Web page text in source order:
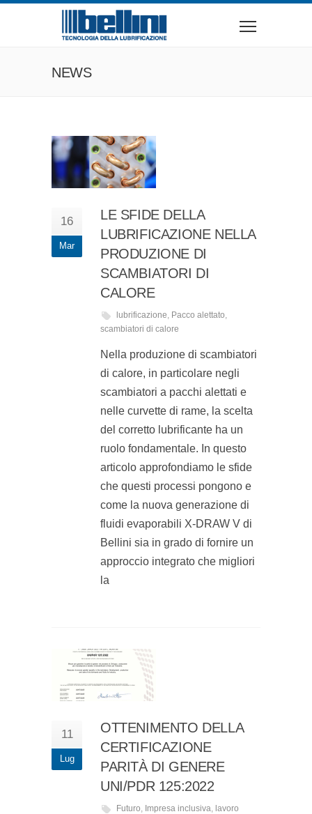
NEWS
16
Mar
LE SFIDE DELLA
LUBRIFICAZIONE NELLA
PRODUZIONE DI
SCAMBIATORI DI
CALORE
lubrificazione, Pacco alettato,
scambiatori di calore
Nella produzione di scambiatori
di calore, in particolare negli
scambiatori a pacchi alettati e
nelle curvette di rame, la scelta
del corretto lubrificante ha un
ruolo fondamentale. In questo
articolo approfondiamo le sfide
che questi processi pongono e
come la nuova generazione di
fluidi evaporabili X-DRAW V di
Bellini sia in grado di fornire un
approccio integrato che migliori
la
11
Lug
OTTENIMENTO DELLA
CERTIFICAZIONE
PARITÀ DI GENERE
UNI/PDR 125:2022
Futuro, Impresa inclusiva, lavoro